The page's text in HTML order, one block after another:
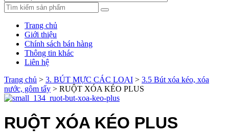
Công ty TNHH thương mại
Văn phòng phẩm Huy
Hoàng
Chúng tôi luôn mang đến sự hài lòng cho khách hàng
Trang chủ
Giới thiệu
Chính sách bán hàng
Thông tin khác
Liên hệ
Trang chủ > 3. BÚT MỰC CÁC LOẠI > 3.5 Bút xóa kéo, xóa
nước, gôm tẩy > RUỘT XÓA KÉO PLUS
RUỘT XÓA KÉO PLUS